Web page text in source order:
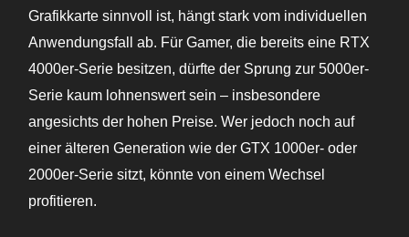
Grafikkarte sinnvoll ist, hängt stark vom individuellen
Anwendungsfall ab. Für Gamer, die bereits eine RTX
4000er-Serie besitzen, dürfte der Sprung zur 5000er-
Serie kaum lohnenswert sein – insbesondere
angesichts der hohen Preise. Wer jedoch noch auf
einer älteren Generation wie der GTX 1000er- oder
2000er-Serie sitzt, könnte von einem Wechsel
profitieren.